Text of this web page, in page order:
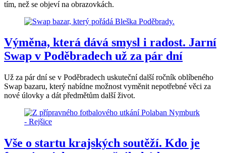
tím, než se objeví na obrazovkách.
Výměna, která dává smysl i radost. Jarní
Swap v Poděbradech už za pár dní
Už za pár dní se v Poděbradech uskuteční další ročník oblíbeného
Swap bazaru, který nabídne možnost vyměnit nepotřebné věci za
nové úlovky a dát předmětům další život.
Vše o startu krajských soutěží. Kdo je